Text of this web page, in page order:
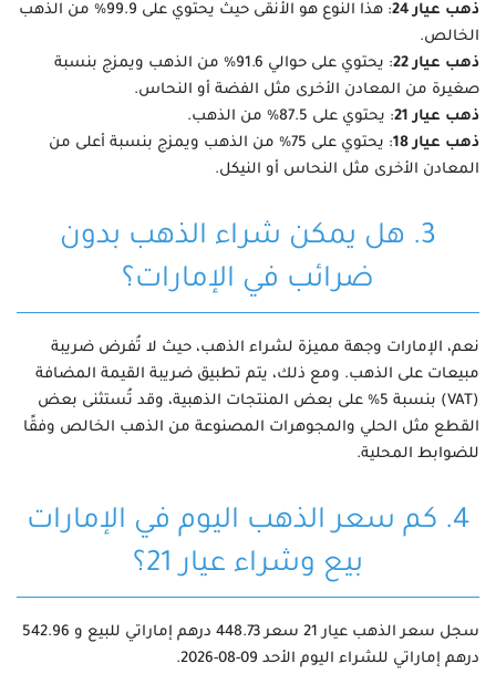
ذهب عيار 24
: هذا النوع هو الأنقى حيث يحتوي على 99.9% من الذهب
الخالص.
ذهب عيار 22
: يحتوي على حوالي 91.6% من الذهب ويمزج بنسبة
صغيرة من المعادن الأخرى مثل الفضة أو النحاس.
ذهب عيار 21
: يحتوي على 87.5% من الذهب.
ذهب عيار 18
: يحتوي على 75% من الذهب ويمزج بنسبة أعلى من
المعادن الأخرى مثل النحاس أو النيكل.
3. هل يمكن شراء الذهب بدون
ضرائب في الإمارات؟
نعم، الإمارات وجهة مميزة لشراء الذهب، حيث لا تُفرض ضريبة
مبيعات على الذهب. ومع ذلك، يتم تطبيق ضريبة القيمة المضافة
(VAT) بنسبة 5% على بعض المنتجات الذهبية، وقد تُستثنى بعض
القطع مثل الحلي والمجوهرات المصنوعة من الذهب الخالص وفقًا
للضوابط المحلية.
4. كم سعر الذهب اليوم في الإمارات
بيع وشراء عيار 21؟
سجل سعر الذهب عيار 21 سعر 448.73 درهم إماراتي للبيع و 542.96
درهم إماراتي للشراء اليوم الأحد 09-08-2026.